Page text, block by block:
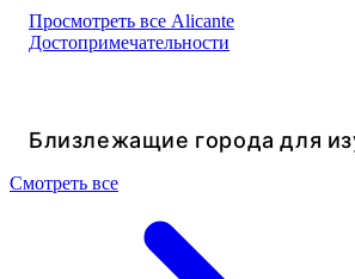
Просмотреть все Alicante
Достопримечательности
Близлежащие города для
Смотреть все